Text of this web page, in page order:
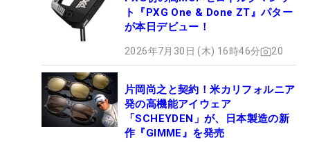
ト『PXG One & Done ZT』パター
が本日デビュー！
2026年7月30日 (木) 16時46分 20
片岡尚之と契約！米カリフォルニア
発の高機能アイウェア
「SCHEYDEN」が、日本製造の新
作『GIMME』を発売